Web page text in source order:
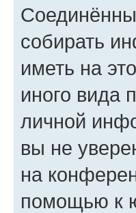
собирать
иметь на
иного вида
личной
вы не
на
помощью к